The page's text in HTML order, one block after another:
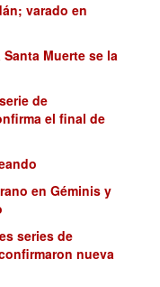
varado en
Muerte se la
de
el final de
en Géminis y
series de
nueva